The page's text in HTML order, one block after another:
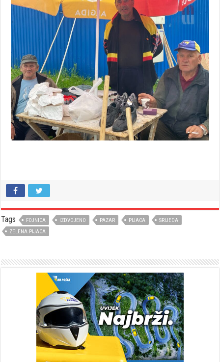
Tags FOJNICA IZDVOJENO PAZAR PIJACA
SRIJEDA
ZELENA PIJACA